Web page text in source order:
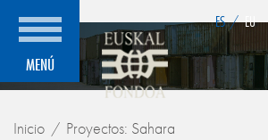
MENÚ
ES / EU
Inicio Proyectos: Sahara